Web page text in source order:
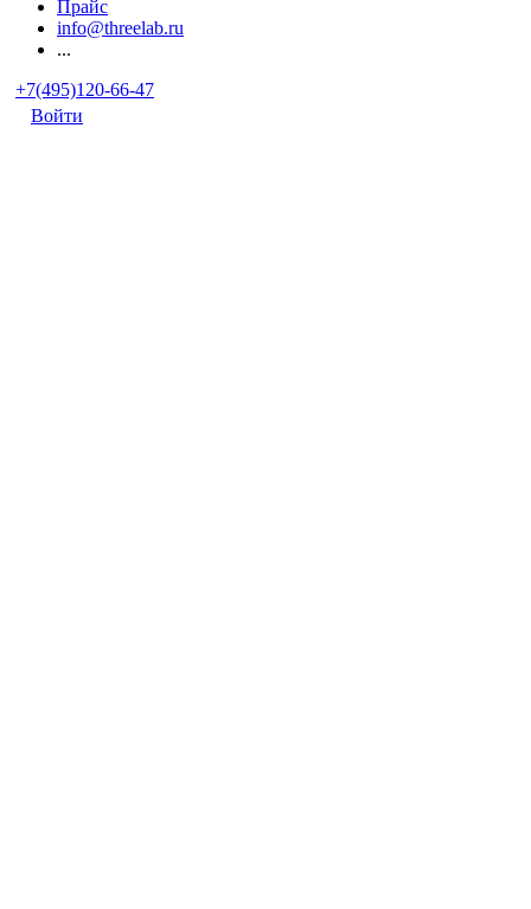
Прайс
info@threelab.ru
...
+7(495)120-66-47
Войти